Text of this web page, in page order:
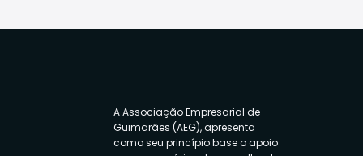
A Associação Empresarial de
Guimarães (AEG), apresenta
como seu princípio base o apoio